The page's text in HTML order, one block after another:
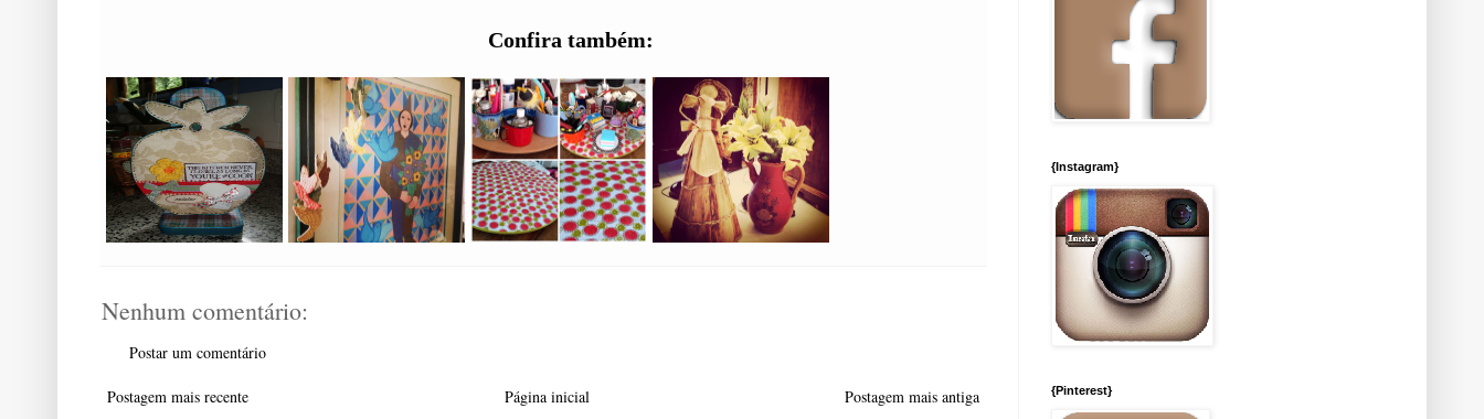
Confira também:
Nenhum comentário:
Postar um comentário
Postagem mais recente Postagem mais antiga
Página inicial
{Instagram}
{Pinterest}